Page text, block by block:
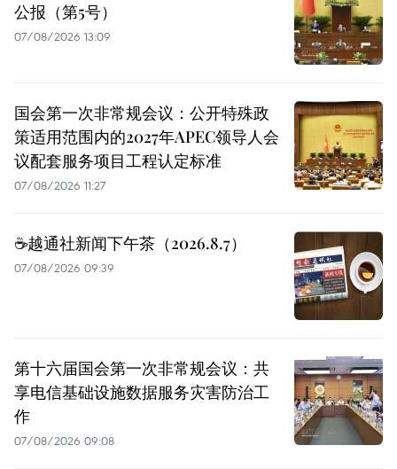
公报（第5号）
07/08/2026 13:09
国会第一次非常规会议：公开特殊政
策适用范围内的2027年APEC领导人会
议配套服务项目工程认定标准
07/08/2026 11:27
☕️越通社新闻下午茶（2026.8.7）
07/08/2026 09:39
第十六届国会第一次非常规会议：共
享电信基础设施数据服务灾害防治工
作
07/08/2026 09:08